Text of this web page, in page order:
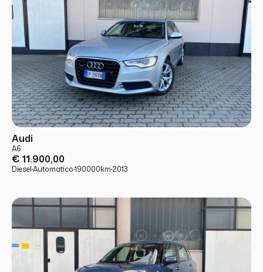
USATO
Audi
A6
€ 11.900,00
Diesel·Automatico·190000km·2013